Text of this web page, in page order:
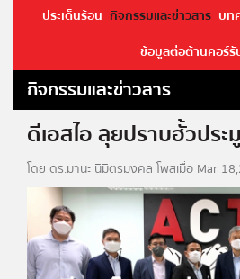
ประเด็นร้อน กิจกรรมและข่าวสาร บท
ข้อมูลต่อต้านคอร์รั
กิจกรรมและข่าวสาร
ดีเอสไอ ลุยปราบฮั้วประ
โดย ดร.มานะ นิมิตรมงคล โพสเมื่อ Mar